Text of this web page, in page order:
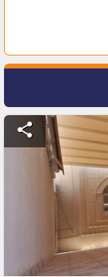
share